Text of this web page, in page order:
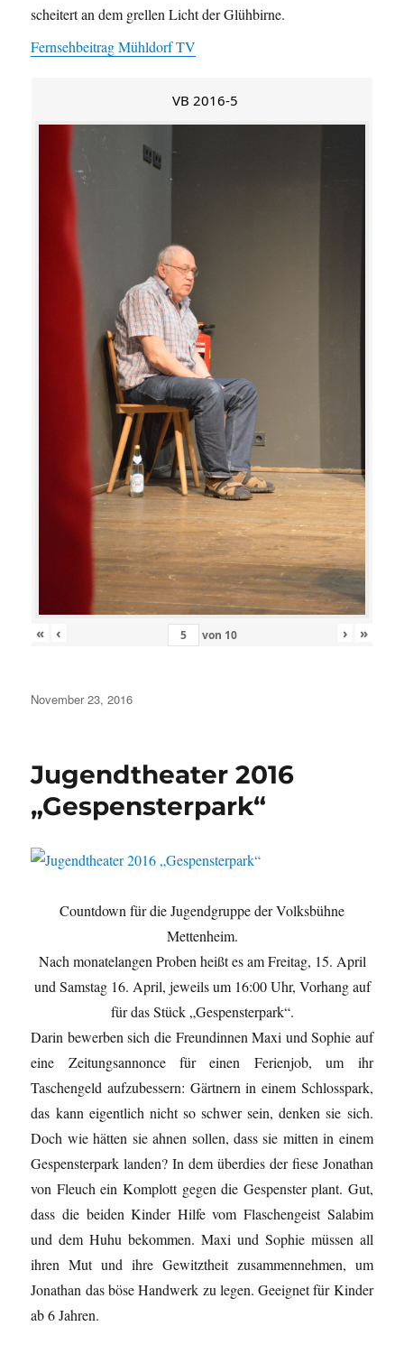
scheitert an dem grellen Licht der Glühbirne.
Fernsehbeitrag Mühldorf TV
VB 2016-5
« ‹ von 10 › »
Veröffentlicht
November 23, 2016
Jugendtheater 2016
„Gespensterpark“
Countdown für die Jugendgruppe der Volksbühne
Mettenheim.
Nach monatelangen Proben heißt es am Freitag, 15. April
und Samstag 16. April, jeweils um 16:00 Uhr, Vorhang auf
für das Stück „Gespensterpark“.
Darin bewerben sich die Freundinnen Maxi und Sophie auf
eine Zeitungsannonce für einen Ferienjob, um ihr
Taschengeld aufzubessern: Gärtnern in einem Schlosspark,
das kann eigentlich nicht so schwer sein, denken sie sich.
Doch wie hätten sie ahnen sollen, dass sie mitten in einem
Gespensterpark landen? In dem überdies der fiese Jonathan
von Fleuch ein Komplott gegen die Gespenster plant. Gut,
dass die beiden Kinder Hilfe vom Flaschengeist Salabim
und dem Huhu bekommen. Maxi und Sophie müssen all
ihren Mut und ihre Gewitztheit zusammennehmen, um
Jonathan das böse Handwerk zu legen. Geeignet für Kinder
ab 6 Jahren.